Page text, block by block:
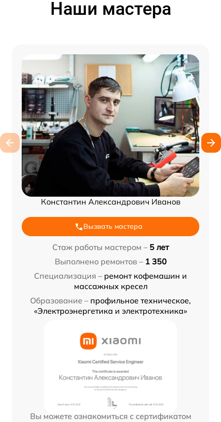
Наши мастера
Константин Александрович Иванов
Вызвать мастера
Стаж работы мастером – 5 лет
Выполнено ремонтов – 1 350
Специализация – ремонт кофемашин и
массажных кресел
Образование – профильное техническое,
«Электроэнергетика и электротехника»
Вы можете ознакомиться с сертификатом